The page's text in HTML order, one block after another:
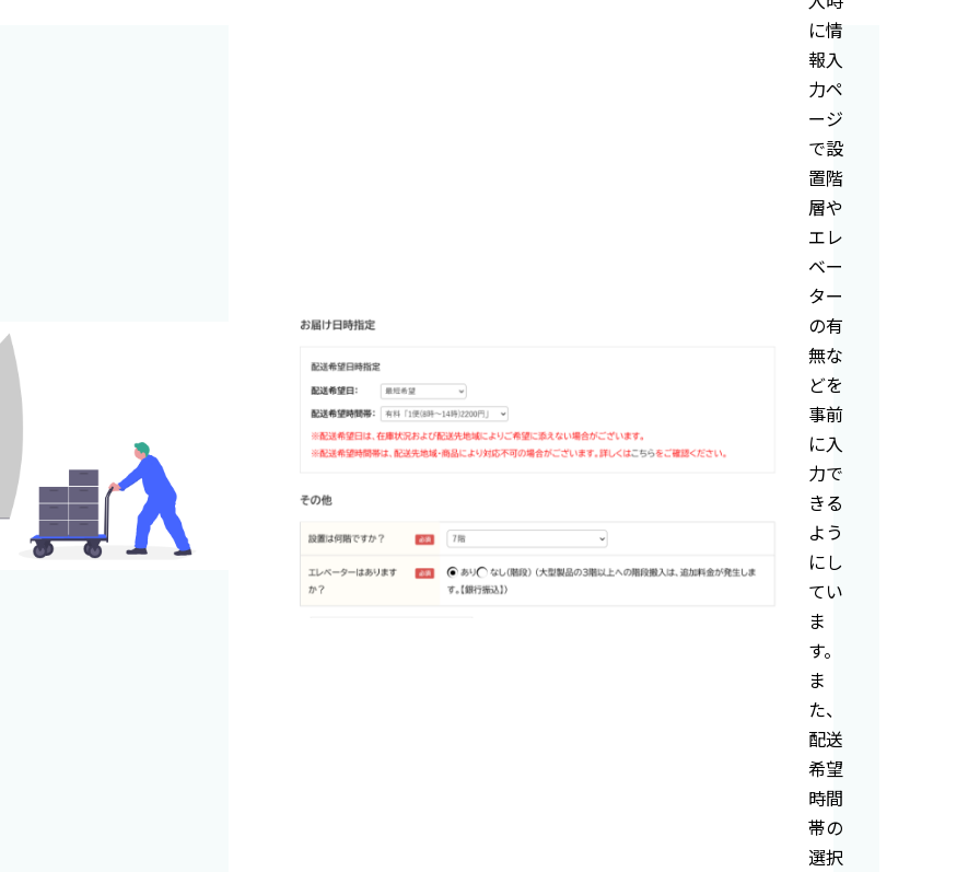
に情
報入
力ペ
ージ
で設
置階
層や
エレ
ベー
ター
の有
無な
どを
事前
に入
力で
きる
よう
にし
てい
ま
す。
ま
た、
配送
希望
時間
帯の
選択